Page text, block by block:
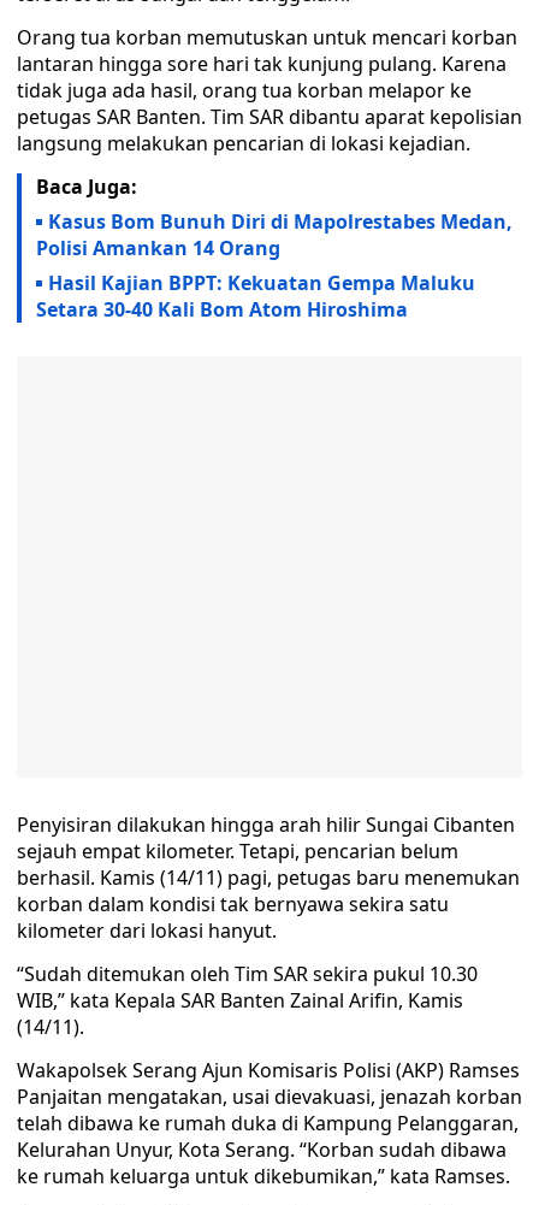
Orang tua korban memutuskan untuk mencari korban
lantaran hingga sore hari tak kunjung pulang. Karena
tidak juga ada hasil, orang tua korban melapor ke
petugas SAR Banten. Tim SAR dibantu aparat kepolisian
langsung melakukan pencarian di lokasi kejadian.
Baca Juga:
Kasus Bom Bunuh Diri di Mapolrestabes Medan,
Polisi Amankan 14 Orang
Hasil Kajian BPPT: Kekuatan Gempa Maluku
Setara 30-40 Kali Bom Atom Hiroshima
Penyisiran dilakukan hingga arah hilir Sungai Cibanten
sejauh empat kilometer. Tetapi, pencarian belum
berhasil. Kamis (14/11) pagi, petugas baru menemukan
korban dalam kondisi tak bernyawa sekira satu
kilometer dari lokasi hanyut.
“Sudah ditemukan oleh Tim SAR sekira pukul 10.30
WIB,” kata Kepala SAR Banten Zainal Arifin, Kamis
(14/11).
Wakapolsek Serang Ajun Komisaris Polisi (AKP) Ramses
Panjaitan mengatakan, usai dievakuasi, jenazah korban
telah dibawa ke rumah duka di Kampung Pelanggaran,
Kelurahan Unyur, Kota Serang. “Korban sudah dibawa
ke rumah keluarga untuk dikebumikan,” kata Ramses.